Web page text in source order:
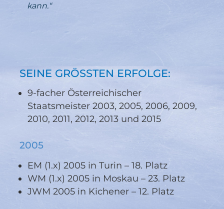
kann.“
SEINE GRÖSSTEN ERFOLGE:
9-facher Österreichischer
Staatsmeister 2003, 2005, 2006, 2009,
2010, 2011, 2012, 2013 und 2015
2005
EM (1.x) 2005 in Turin – 18. Platz
WM (1.x) 2005 in Moskau – 23. Platz
JWM 2005 in Kichener – 12. Platz